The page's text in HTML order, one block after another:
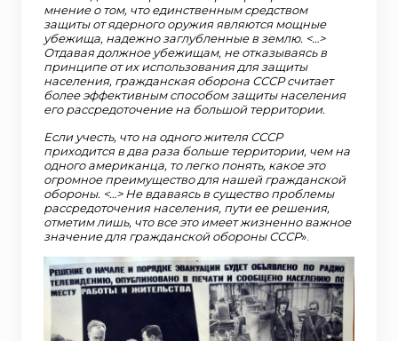
мнение о том, что единственным средством
защиты от ядерного оружия являются мощные
убежища, надежно заглубленные в землю. <…>
Отдавая должное убежищам, не отказываясь в
принципе от их использования для защиты
населения, гражданская оборона СССР считает
более эффективным способом защиты населения
его рассредоточение на большой территории.
Если учесть, что на одного жителя СССР
приходится в два раза больше территории, чем на
одного американца, то легко понять, какое это
огромное преимущество для нашей гражданской
обороны. <…> Не вдаваясь в существо проблемы
рассредоточения населения, пути ее решения,
отметим лишь, что все это имеет жизненно важное
значение для гражданской обороны СССР».